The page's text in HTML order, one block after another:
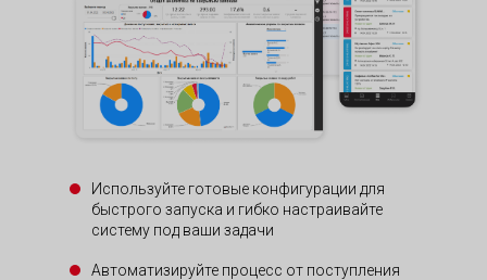
Используйте готовые конфигурации для
быстрого запуска и гибко настраивайте
систему под ваши задачи
Автоматизируйте процесс от поступления